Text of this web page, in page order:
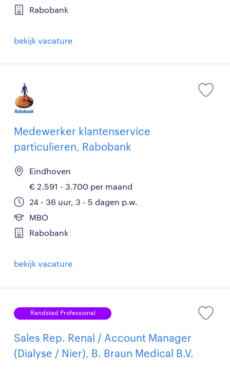
Rabobank
bekijk vacature
Medewerker klantenservice
particulieren, Rabobank
Eindhoven
€ 2.591 - 3.700 per maand
24 - 36 uur, 3 - 5 dagen p.w.
MBO
Rabobank
bekijk vacature
Randstad Professional
Sales Rep. Renal / Account Manager
(Dialyse / Nier), B. Braun Medical B.V.